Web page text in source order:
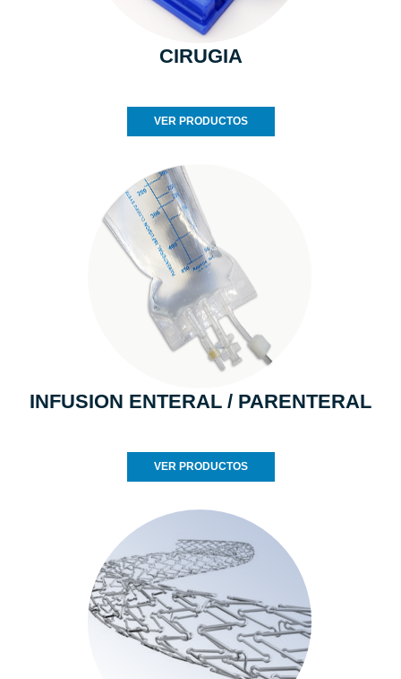
CIRUGIA
VER PRODUCTOS
INFUSION ENTERAL / PARENTERAL
VER PRODUCTOS